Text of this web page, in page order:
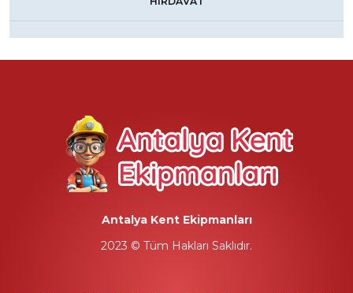
Antalya Kent Ekipmanları
2023 © Tüm Hakları Saklıdır.